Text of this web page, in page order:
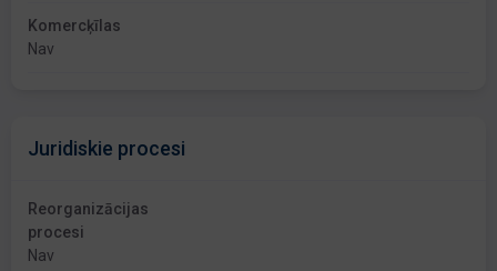
Komercķīlas
Nav
Juridiskie procesi
Reorganizācijas
procesi
Nav